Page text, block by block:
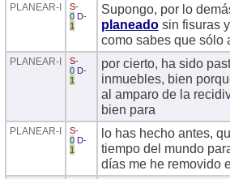
PLANEAR-I S-
0 D-
1
Supongo, por lo
planeadosin fisuras
como sabes que sólo
PLANEAR-I S-
0 D-
1
por cierto, ha sido
inmuebles, bien
al amparo de la
bien para
PLANEAR-I S-
0 D-
1
lo has hecho antes,
tiempo del mundo
días me he removido